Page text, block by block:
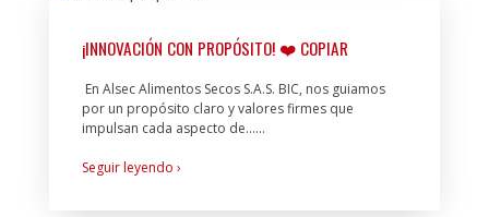
¡INNOVACIÓN CON PROPÓSITO! ❤️ COPIAR
En Alsec Alimentos Secos S.A.S. BIC, nos guiamos
por un propósito claro y valores firmes que
impulsan cada aspecto de…...
Seguir leyendo ›